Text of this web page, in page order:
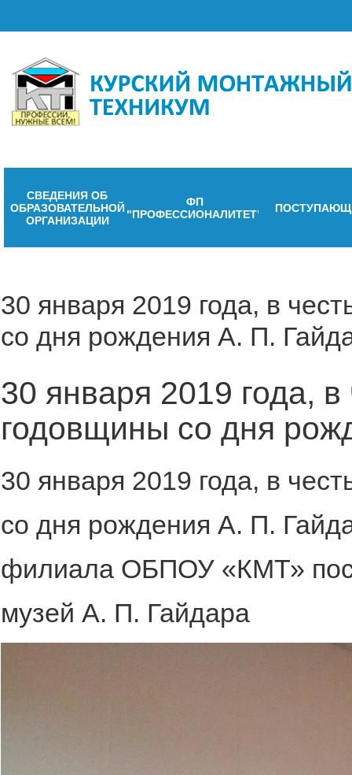
СВЕДЕНИЯ ОБ
ОБРАЗОВАТЕЛЬНОЙ
ОРГАНИЗАЦИИ
ФП
"ПРОФЕССИОНАЛИТЕТ"
30 января 2019 года, в
со дня рождения А. П.
30 января 2019 года,
годовщины со дня
30 января 2019 года, в
со дня рождения А. П.
филиала ОБПОУ «КМТ»
музей А. П. Гайдара